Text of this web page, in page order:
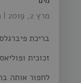
מרץ 2, 2019 |
בריכת
זכוכית
לחפור אותה